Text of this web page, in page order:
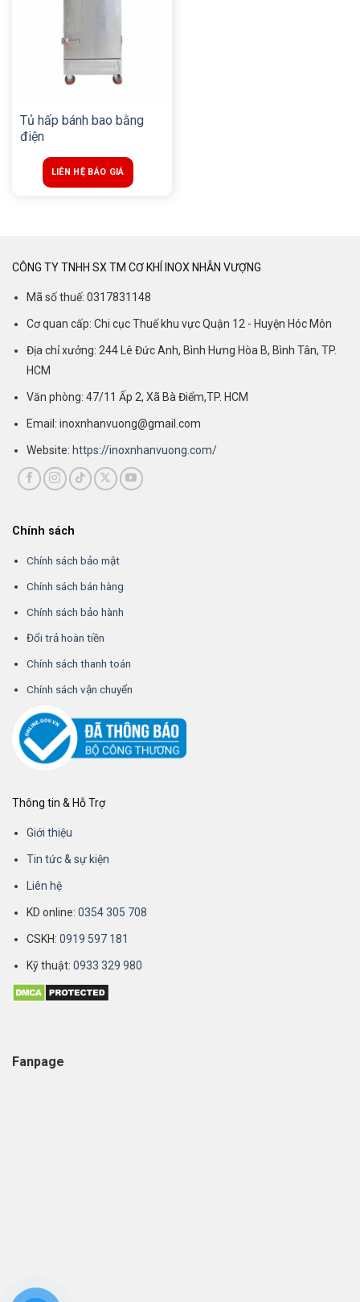
Tủ hấp bánh bao bằng
điện
LIÊN HỆ BÁO GIÁ
CÔNG TY TNHH SX TM CƠ KHÍ INOX NHẪN VƯỢNG
Mã số thuế: 0317831148
Cơ quan cấp: Chi cục Thuế khu vực Quận 12 - Huyện Hóc Môn
Địa chỉ xưởng: 244 Lê Đức Anh, Bình Hưng Hòa B, Bình Tân, TP.
HCM
Văn phòng: 47/11 Ấp 2, Xã Bà Điểm,TP. HCM
Email: inoxnhanvuong@gmail.com
Website: https://inoxnhanvuong.com/
Chính sách
Chính sách bảo mật
Chính sách bán hàng
Chính sách bảo hành
Đổi trả hoàn tiền
Chính sách thanh toán
Chính sách vận chuyển
Thông tin & Hỗ Trợ
Giới thiệu
Tin tức & sự kiện
Liên hệ
KD online:0354 305 708
CSKH: 0919 597 181
Kỹ thuật:0933 329 980
Fanpage